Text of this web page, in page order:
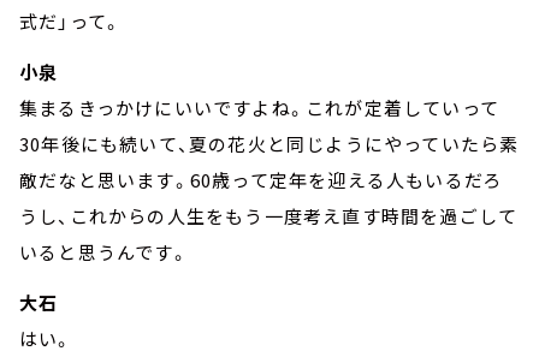
式だ」って。
小泉
集まるきっかけにいいですよね。これが定着していって
30年後にも続いて、夏の花火と同じようにやっていたら素
敵だなと思います。60歳って定年を迎える人もいるだろ
うし、これからの人生をもう一度考え直す時間を過ごして
いると思うんです。
大石
はい。